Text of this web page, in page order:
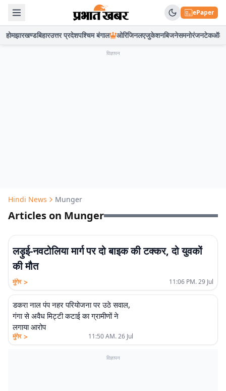
ePaper
होमझारखण्डबिहारउत्तर प्रदेशपश्चिम बंगाल ओरिजिनलएजुकेशनबिजनेसमनोरंजनटेकऑटो
विज्ञापन
Hindi News Munger
Articles on Munger
लड़ुई-नवटोलिया मार्ग पर दो बाइक की टक्कर, दो युवकों
की मौत
मुंगेर > 11:06 PM. 29 Jul
डकरा नाल पंप नहर परियोजना पर उठे सवाल,
गंगा से अवैध मिट्टी कटाई का ग्रामीणों ने
लगाया आरोप
मुंगेर > 11:50 AM. 26 Jul
विज्ञापन